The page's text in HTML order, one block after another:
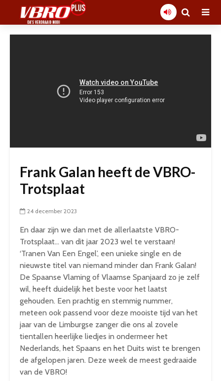
Frank Galan heeft de VBRO-
Trotsplaat
24 december 2023
En daar zijn we dan met de allerlaatste VBRO-
Trotsplaat… van dit jaar 2023 wel te verstaan!
‘Tranen Van Een Engel’, een unieke single en de
nieuwste titel van niemand minder dan Frank Galan!
De Spaanse Vlaming of Vlaamse Spanjaard zo je zelf
wil, heeft duidelijk het beste voor het laatst
gehouden. Een prachtig en stemmig nummer,
meteen ook passend voor deze mooiste tijd van het
jaar van de Limburgse zanger die ons al zovele
tientallen heerlijke liedjes in ondermeer het
Nederlands, het Spaans en het Duits wist te brengen
de afgelopen jaren. Deze week de meest gedraaide
van de VBRO!